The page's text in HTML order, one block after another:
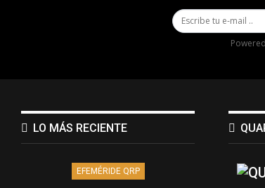
LO MÁS RECIENTE
EFEMÉRIDE QRP